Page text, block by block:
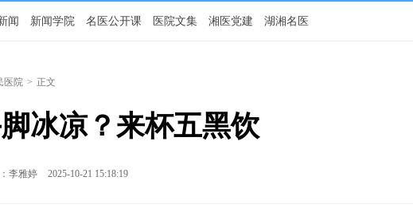
闻 新闻学院 名医公开课 医院文集 湘医党建 湖湘名医
医院 > 正文
冰凉？来杯五黑饮
李雅婷 2025-10-21 15:18:19